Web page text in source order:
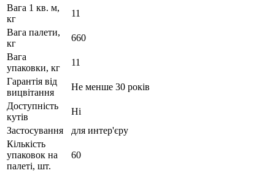
Вага 1 кв. м,
кг
11
Вага палети,
кг
660
Вага
упаковки, кг
11
Гарантія від
вицвітання
Не менше 30 років
Доступність
кутів
Ні
Застосування
для интер'єру
Кількість
упаковок на
палеті, шт.
60